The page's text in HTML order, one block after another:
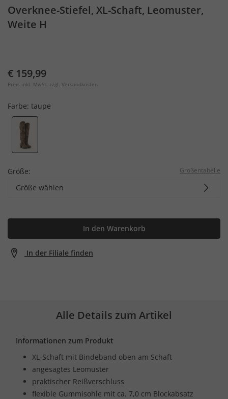
Overknee-Stiefel, XL-Schaft, Leomuster,
Weite H
€ 159,99
Preis inkl. MwSt. zzgl. Versandkosten
Farbe: taupe
Größe: Größentabelle
Größe wählen
In den Warenkorb
In der Filiale finden
Alle Details zum Artikel
Informationen zum Produkt
XL-Schaft mit Bindeband oben am Schaft
angesagtes Leomuster
praktischer Reißverschluss
flexible Gummisohle mit ca. 7,0 cm Blockabsatz